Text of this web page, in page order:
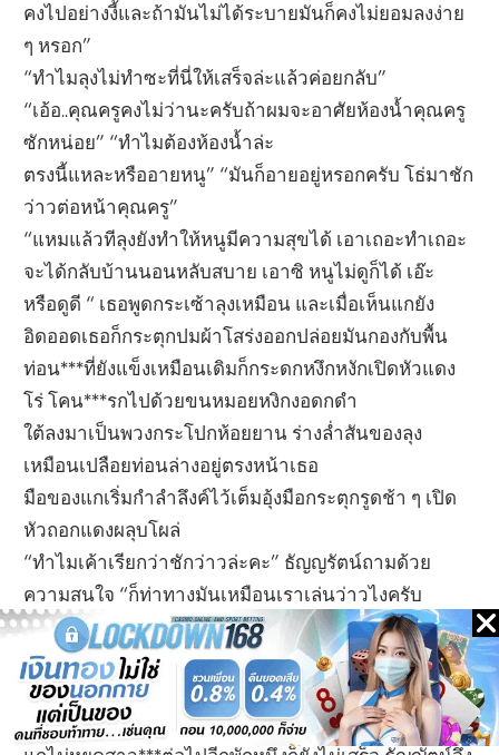
คงไปอย่างงี้และถ้ามันไม่ได้ระบายมันก็คงไม่ยอมลงง่าย
ๆ หรอก”
“ทำไมลุงไม่ทำซะที่นี่ให้เสร็จล่ะแล้วค่อยกลับ”
“เอ้อ..คุณครูคงไม่ว่านะครับถ้าผมจะอาศัยห้องน้ำคุณครู
ซักหน่อย” “ทำไมต้องห้องน้ำล่ะ
ตรงนี้แหละหรืออายหนู” “มันก็อายอยู่หรอกครับ โธ่มาชัก
ว่าวต่อหน้าคุณครู”
“แหมแล้วทีลุงยังทำให้หนูมีความสุขได้ เอาเถอะทำเถอะ
จะได้กลับบ้านนอนหลับสบาย เอาซิ หนูไม่ดูก็ได้ เอ๊ะ
หรือดูดี “ เธอพูดกระเซ้าลุงเหมือน และเมื่อเห็นแกยัง
อิดออดเธอก็กระตุกปมผ้าโสร่งออกปล่อยมันกองกับพื้น
ท่อน***ที่ยังแข็งเหมือนเดิมก็กระดกหงึกหงักเปิดหัวแดง
โร่ โคน***รกไปด้วยขนหมอยหงิกงอดกดำ
ใต้ลงมาเป็นพวงกระโปกห้อยยาน ร่างล่ำสันของลุง
เหมือนเปลือยท่อนล่างอยู่ตรงหน้าเธอ
มือของแกเริ่มกำลำลึงค์ไว้เต็มอุ้งมือกระตุกรูดช้า ๆ เปิด
หัวถอกแดงผลุบโผล่
“ทำไมเค้าเรียกว่าชักว่าวล่ะคะ” ธัญญรัตน์ถามด้วย
ความสนใจ “ก็ท่าทางมันเหมือนเราเล่นว่าวไงครับ
ตอนกระตุกสายป่านน่ะต้องใช้ข้อมือแบบนี้เลย” พูดพลาง
แกก็กระตุกข้อมือสาวลำลึงค์ต่อไป “นานไหมคะ”
“ก็คงนานและนะ แต่ถ้ามันมีสิ่งเร้าใจให้เห็นหรือผิดไม้ผิด
มือให้มันตื่นเต้ามันก็จะเร็ว”